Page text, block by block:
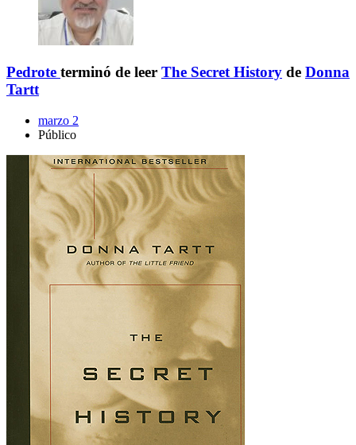
Pedrote terminó de leer The Secret History de Donna
Tartt
marzo 2
Público